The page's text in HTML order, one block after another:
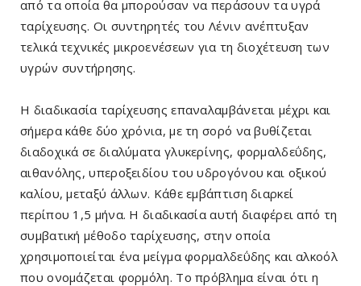
από τα οποία θα μπορούσαν να περάσουν τα υγρά
ταρίχευσης. Οι συντηρητές του Λένιν ανέπτυξαν
τελικά τεχνικές μικροενέσεων για τη διοχέτευση των
υγρών συντήρησης.
Η διαδικασία ταρίχευσης επαναλαμβάνεται μέχρι και
σήμερα κάθε δύο χρόνια, με τη σορό να βυθίζεται
διαδοχικά σε διαλύματα γλυκερίνης, φορμαλδεΰδης,
αιθανόλης, υπεροξειδίου του υδρογόνου και οξικού
καλίου, μεταξύ άλλων. Κάθε εμβάπτιση διαρκεί
περίπου 1,5 μήνα. Η διαδικασία αυτή διαφέρει από τη
συμβατική μέθοδο ταρίχευσης, στην οποία
χρησιμοποιείται ένα μείγμα φορμαλδεΰδης και αλκοόλ
που ονομάζεται φορμόλη. Το πρόβλημα είναι ότι η